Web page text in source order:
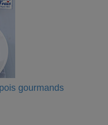
gourmands